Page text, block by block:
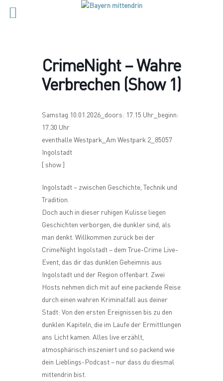
CrimeNight – Wahre
Verbrechen (Show 1)
Samstag 10.01.2026_doors: 17.15 Uhr_beginn:
17.30 Uhr
eventhalle Westpark_Am Westpark 2_85057
Ingolstadt
[ show ]
Ingolstadt – zwischen Geschichte, Technik und
Tradition.
Doch auch in dieser ruhigen Kulisse liegen
Geschichten verborgen, die dunkler sind, als
man denkt. Willkommen zurück bei der
CrimeNight Ingolstadt – dem True-Crime Live-
Event, das dir das dunklen Geheimnis aus
Ingolstadt und der Region offenbart. Zwei
Hosts nehmen dich mit auf eine packende Reise
durch einen wahren Kriminalfall aus deiner
Stadt: Von den ersten Ereignissen bis zu den
dunklen Kapiteln, die im Laufe der Ermittlungen
ans Licht kamen. Alles live erzählt,
atmosphärisch inszeniert und so packend wie
dein Lieblings-Podcast – nur dass du diesmal
mittendrin bist.